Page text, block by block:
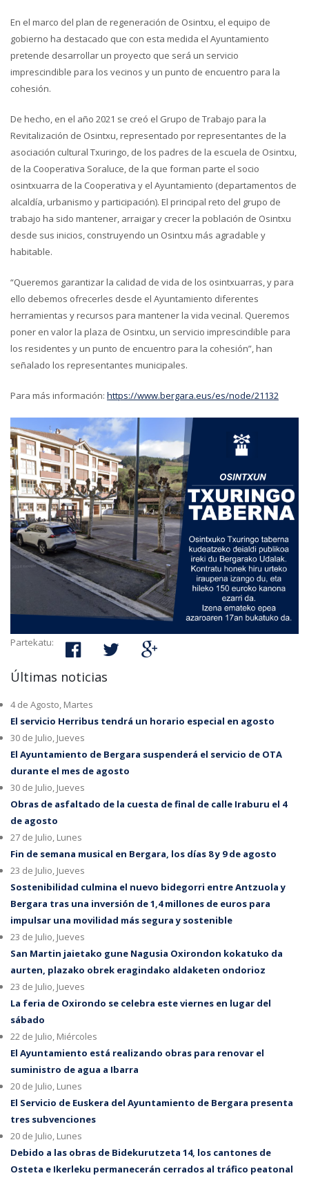
En el marco del plan de regeneración de Osintxu, el equipo de
gobierno ha destacado que con esta medida el Ayuntamiento
pretende desarrollar un proyecto que será un servicio
imprescindible para los vecinos y un punto de encuentro para la
cohesión.
De hecho, en el año 2021 se creó el Grupo de Trabajo para la
Revitalización de Osintxu, representado por representantes de la
asociación cultural Txuringo, de los padres de la escuela de Osintxu,
de la Cooperativa Soraluce, de la que forman parte el socio
osintxuarra de la Cooperativa y el Ayuntamiento (departamentos de
alcaldía, urbanismo y participación). El principal reto del grupo de
trabajo ha sido mantener, arraigar y crecer la población de Osintxu
desde sus inicios, construyendo un Osintxu más agradable y
habitable.
“Queremos garantizar la calidad de vida de los osintxuarras, y para
ello debemos ofrecerles desde el Ayuntamiento diferentes
herramientas y recursos para mantener la vida vecinal. Queremos
poner en valor la plaza de Osintxu, un servicio imprescindible para
los residentes y un punto de encuentro para la cohesión”, han
señalado los representantes municipales.
Para más información: https://www.bergara.eus/es/node/21132
Partekatu:
Últimas noticias
4 de Agosto, Martes
El servicio Herribus tendrá un horario especial en agosto
30 de Julio, Jueves
El Ayuntamiento de Bergara suspenderá el servicio de OTA
durante el mes de agosto
30 de Julio, Jueves
Obras de asfaltado de la cuesta de final de calle Iraburu el 4
de agosto
27 de Julio, Lunes
Fin de semana musical en Bergara, los días 8 y 9 de agosto
23 de Julio, Jueves
Sostenibilidad culmina el nuevo bidegorri entre Antzuola y
Bergara tras una inversión de 1,4 millones de euros para
impulsar una movilidad más segura y sostenible
23 de Julio, Jueves
San Martin jaietako gune Nagusia Oxirondon kokatuko da
aurten, plazako obrek eragindako aldaketen ondorioz
23 de Julio, Jueves
La feria de Oxirondo se celebra este viernes en lugar del
sábado
22 de Julio, Miércoles
El Ayuntamiento está realizando obras para renovar el
suministro de agua a Ibarra
20 de Julio, Lunes
El Servicio de Euskera del Ayuntamiento de Bergara presenta
tres subvenciones
20 de Julio, Lunes
Debido a las obras de Bidekurutzeta 14, los cantones de
Osteta e Ikerleku permanecerán cerrados al tráfico peatonal